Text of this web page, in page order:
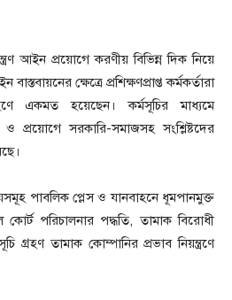
আইন প্রয়োগে করণীয় বিভিন্ন দিক নিয়ে
ক্ষেত্রে প্রশিক্ষণপ্রাপ্ত কর্মকর্তারা
একমত হয়েছেন। কর্মসূচির মাধ্যমে
প্রয়োগে সরকারি-সমাজসহ সংশ্লিষ্টদের
পাবলিক প্লেস ও যানবাহনে ধূমপানমুক্ত
পরিচালনার পদ্ধতি, তামাক বিরোধী
গ্রহণ তামাক কোম্পানির প্রভাব নিয়ন্ত্রণে